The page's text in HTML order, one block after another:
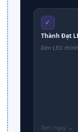
✓
Thành Đạt
Đèn LED